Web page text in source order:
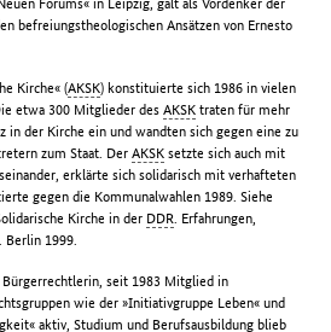
befreiungstheologischen Ansätzen von Ernesto
Kirche« (AKSK) konstituierte sich 1986 in vielen
etwa 300 Mitglieder desAKSK traten für mehr
in der Kirche ein und wandten sich gegen eine zu
zum Staat. DerAKSK setzte sich auch mit
erklärte sich solidarisch mit verhafteten
gegen die Kommunalwahlen 1989. Siehe
Kirche in der DDR. Erfahrungen,
Berlin 1999.
Bürgerrechtlerin, seit 1983 Mitglied in
wie der »Initiativgruppe Leben« und
aktiv, Studium und Berufsausbildung blieb